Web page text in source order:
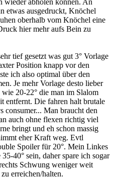
wieder abholen können. An
etwas ausgedruckt, Knöchel
oberhalb vom Knöchel eine
hier mehr aufs Bein zu
tief gesetzt was gut 3° Vorlage
Position knapp vor den
ich also optimal über den
Je mehr Vorlage desto lieber
20-22° die man im Slalom
entfernt. Die fahren halt brutale
consumer... Man braucht den
auch ohne flexen richtig viel
bringt und eh schon massig
eher Kraft weg. Evtl
Spoiler für 20°. Mein Linkes
40° sein, daher spare ich sogar
Schwung weniger weit
erreichen/halten.